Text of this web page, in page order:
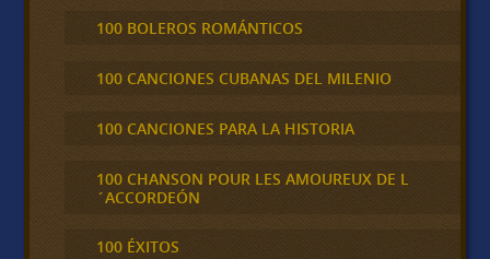
100 BOLEROS ROMÁNTICOS
100 CANCIONES CUBANAS DEL MILENIO
100 CANCIONES PARA LA HISTORIA
100 CHANSON POUR LES AMOUREUX DE L
´ACCORDEÓN
100 ÉXITOS